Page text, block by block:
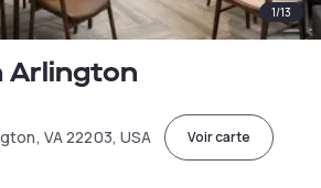
1/13
Arlington
VA 22203, USA Voir carte